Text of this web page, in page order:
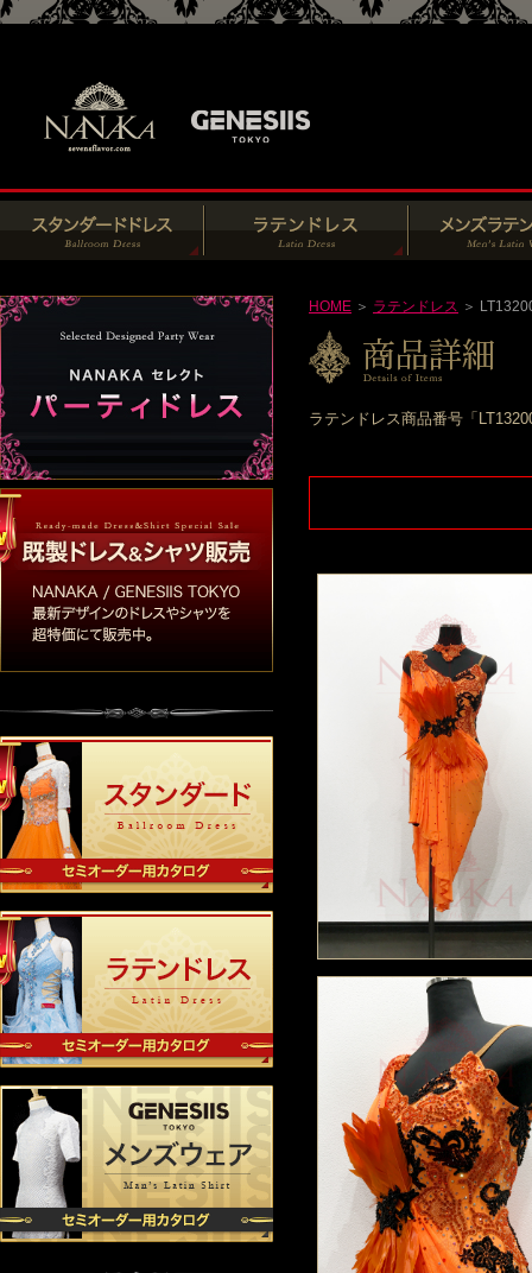
HOME ＞ ラテンドレス ＞
ラテンドレス商品番号「